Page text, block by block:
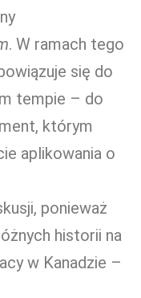
. W ramach tego
się do
tempie – do
którym
aplikowania o
ponieważ
historii na
w Kanadzie –